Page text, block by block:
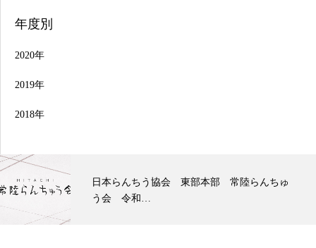
年度別
2020年
2019年
2018年
【喜楽らんちゅう会】令和八年度 第３回研
究会 日本…